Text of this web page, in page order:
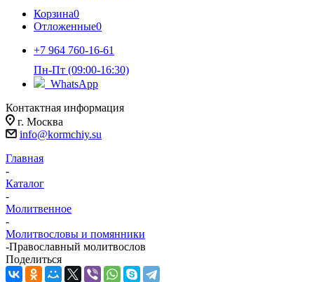
Корзина0
Отложенные0
+7 964 760-16-61
Пн-Пт (09:00-16:30)
WhatsApp
Контактная информация
г. Москва
info@kormchiy.su
Главная
-
Каталог
-
Молитвенное
-
Молитвословы и помянники
-Православный молитвослов
Поделиться